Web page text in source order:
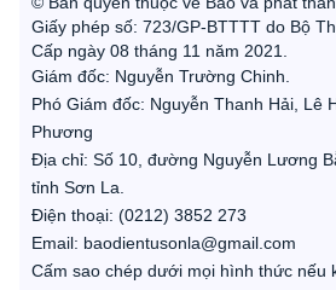
Giấy phép số: 723/GP-BTTTT do Bộ
Cấp ngày 08 tháng 11 năm 2021.
Giám đốc: Nguyễn Trường Chinh.
Phó Giám đốc: Nguyễn Thanh Hải, Lê
Phương
Địa chỉ: Số 10, đường Nguyễn Lương
tỉnh Sơn La.
Điện thoại: (0212) 3852 273
Email: baodientusonla@gmail.com
Cấm sao chép dưới mọi hình thức nếu